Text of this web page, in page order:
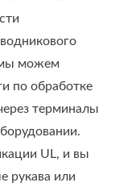
мы можем
по обработке
терминалы
UL, и вы
рукава или